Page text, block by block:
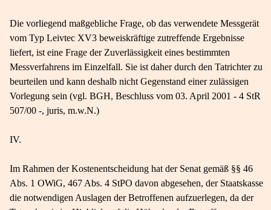
Die vorliegend maßgebliche Frage, ob das verwendete Messgerät
vom Typ Leivtec XV3 beweiskräftige zutreffende Ergebnisse
liefert, ist eine Frage der Zuverlässigkeit eines bestimmten
Messverfahrens im Einzelfall. Sie ist daher durch den Tatrichter zu
beurteilen und kann deshalb nicht Gegenstand einer zulässigen
Vorlegung sein (vgl. BGH, Beschluss vom 03. April 2001 - 4 StR
507/00 -, juris, m.w.N.)
IV.
Im Rahmen der Kostenentscheidung hat der Senat gemäß §§ 46
Abs. 1 OWiG, 467 Abs. 4 StPO davon abgesehen, der Staatskasse
die notwendigen Auslagen der Betroffenen aufzuerlegen, da der